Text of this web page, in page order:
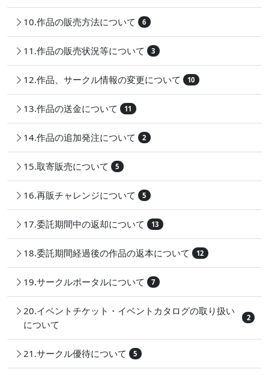
10.作品の販売方法について 6
11.作品の販売状況等について 3
12.作品、サークル情報の変更について 10
13.作品の送金について 11
14.作品の追加発注について 2
15.取寄販売について 5
16.再販チャレンジについて 5
17.委託期間中の返却について 13
18.委託期間経過後の作品の返本について 12
19.サークルポータルについて 7
20.イベントチケット・イベントカタログの取り扱い
について
2
21.サークル優待について 5